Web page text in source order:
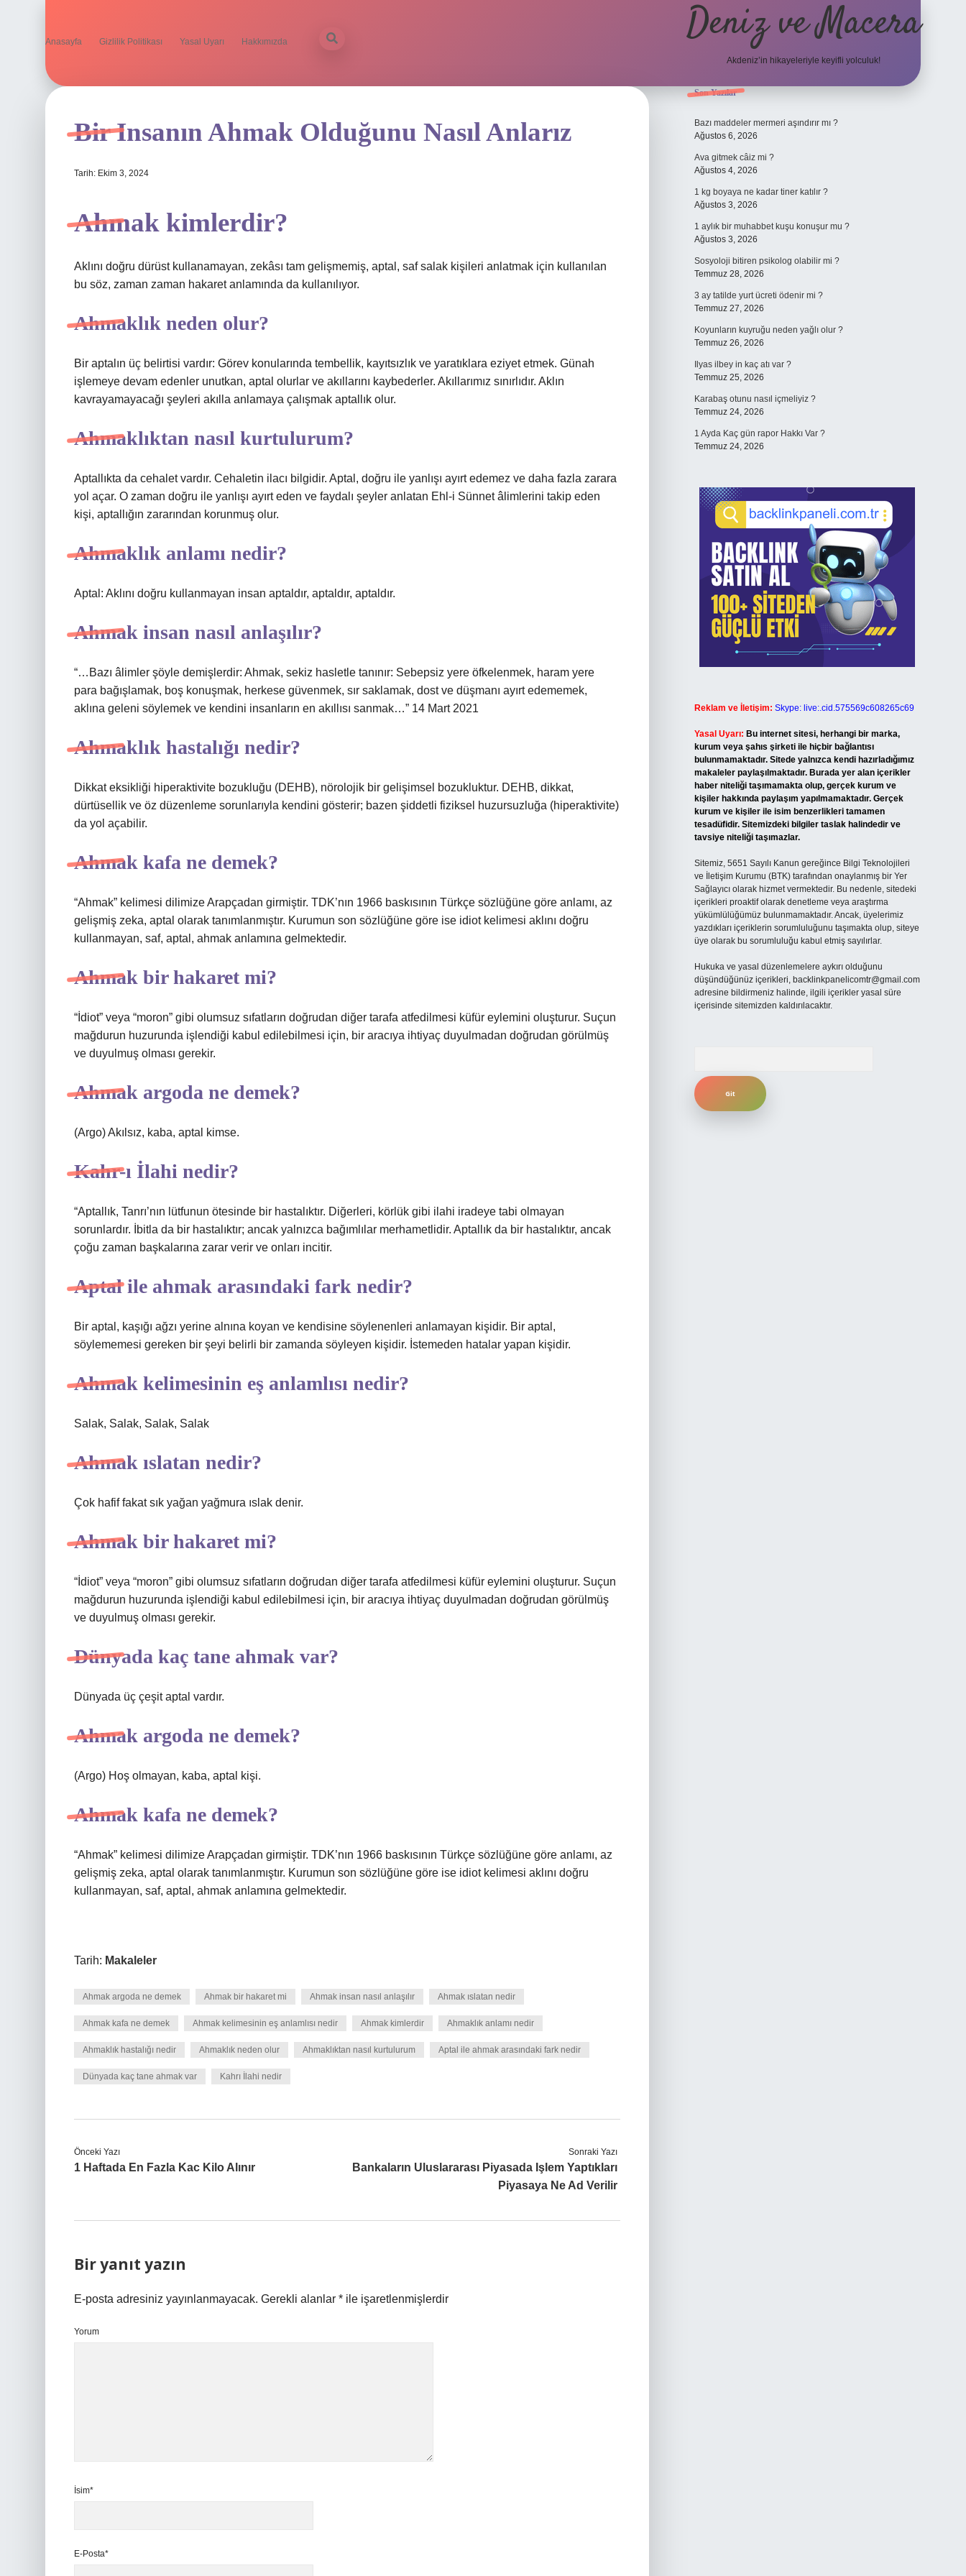
Anasayfa Gizlilik Politikası Yasal Uyarı Hakkımızda Deniz ve Macera
Akdeniz’in hikayeleriyle keyifli yolculuk!
Bir Insanın Ahmak Olduğunu Nasıl Anlarız
Tarih: Ekim 3, 2024
Ahmak kimlerdir?
Aklını doğru dürüst kullanamayan, zekâsı tam gelişmemiş, aptal, saf salak kişileri anlatmak için kullanılan
bu söz, zaman zaman hakaret anlamında da kullanılıyor.
Ahmaklık neden olur?
Bir aptalın üç belirtisi vardır: Görev konularında tembellik, kayıtsızlık ve yaratıklara eziyet etmek. Günah
işlemeye devam edenler unutkan, aptal olurlar ve akıllarını kaybederler. Akıllarımız sınırlıdır. Aklın
kavrayamayacağı şeyleri akılla anlamaya çalışmak aptallık olur.
Ahmaklıktan nasıl kurtulurum?
Aptallıkta da cehalet vardır. Cehaletin ilacı bilgidir. Aptal, doğru ile yanlışı ayırt edemez ve daha fazla zarara
yol açar. O zaman doğru ile yanlışı ayırt eden ve faydalı şeyler anlatan Ehl-i Sünnet âlimlerini takip eden
kişi, aptallığın zararından korunmuş olur.
Ahmaklık anlamı nedir?
Aptal: Aklını doğru kullanmayan insan aptaldır, aptaldır, aptaldır.
Ahmak insan nasıl anlaşılır?
“…Bazı âlimler şöyle demişlerdir: Ahmak, sekiz hasletle tanınır: Sebepsiz yere öfkelenmek, haram yere
para bağışlamak, boş konuşmak, herkese güvenmek, sır saklamak, dost ve düşmanı ayırt edememek,
aklına geleni söylemek ve kendini insanların en akıllısı sanmak…” 14 Mart 2021
Ahmaklık hastalığı nedir?
Dikkat eksikliği hiperaktivite bozukluğu (DEHB), nörolojik bir gelişimsel bozukluktur. DEHB, dikkat,
dürtüsellik ve öz düzenleme sorunlarıyla kendini gösterir; bazen şiddetli fiziksel huzursuzluğa (hiperaktivite)
da yol açabilir.
Ahmak kafa ne demek?
“Ahmak” kelimesi dilimize Arapçadan girmiştir. TDK’nın 1966 baskısının Türkçe sözlüğüne göre anlamı, az
gelişmiş zeka, aptal olarak tanımlanmıştır. Kurumun son sözlüğüne göre ise idiot kelimesi aklını doğru
kullanmayan, saf, aptal, ahmak anlamına gelmektedir.
Ahmak bir hakaret mi?
“İdiot” veya “moron” gibi olumsuz sıfatların doğrudan diğer tarafa atfedilmesi küfür eylemini oluşturur. Suçun
mağdurun huzurunda işlendiği kabul edilebilmesi için, bir aracıya ihtiyaç duyulmadan doğrudan görülmüş
ve duyulmuş olması gerekir.
Ahmak argoda ne demek?
(Argo) Akılsız, kaba, aptal kimse.
Kahr-ı İlahi nedir?
“Aptallık, Tanrı’nın lütfunun ötesinde bir hastalıktır. Diğerleri, körlük gibi ilahi iradeye tabi olmayan
sorunlardır. İbitla da bir hastalıktır; ancak yalnızca bağımlılar merhametlidir. Aptallık da bir hastalıktır, ancak
çoğu zaman başkalarına zarar verir ve onları incitir.
Aptal ile ahmak arasındaki fark nedir?
Bir aptal, kaşığı ağzı yerine alnına koyan ve kendisine söylenenleri anlamayan kişidir. Bir aptal,
söylememesi gereken bir şeyi belirli bir zamanda söyleyen kişidir. İstemeden hatalar yapan kişidir.
Ahmak kelimesinin eş anlamlısı nedir?
Salak, Salak, Salak, Salak
Ahmak ıslatan nedir?
Çok hafif fakat sık yağan yağmura ıslak denir.
Ahmak bir hakaret mi?
“İdiot” veya “moron” gibi olumsuz sıfatların doğrudan diğer tarafa atfedilmesi küfür eylemini oluşturur. Suçun
mağdurun huzurunda işlendiği kabul edilebilmesi için, bir aracıya ihtiyaç duyulmadan doğrudan görülmüş
ve duyulmuş olması gerekir.
Dünyada kaç tane ahmak var?
Dünyada üç çeşit aptal vardır.
Ahmak argoda ne demek?
(Argo) Hoş olmayan, kaba, aptal kişi.
Ahmak kafa ne demek?
“Ahmak” kelimesi dilimize Arapçadan girmiştir. TDK’nın 1966 baskısının Türkçe sözlüğüne göre anlamı, az
gelişmiş zeka, aptal olarak tanımlanmıştır. Kurumun son sözlüğüne göre ise idiot kelimesi aklını doğru
kullanmayan, saf, aptal, ahmak anlamına gelmektedir.
Tarih: Makaleler
Ahmak argoda ne demek Ahmak bir hakaret mi Ahmak insan nasıl anlaşılır Ahmak ıslatan nedir
Ahmak kafa ne demek Ahmak kelimesinin eş anlamlısı nedir Ahmak kimlerdir Ahmaklık anlamı nedir
Ahmaklık hastalığı nedir Ahmaklık neden olur Ahmaklıktan nasıl kurtulurum Aptal ile ahmak arasındaki fark nedir
Dünyada kaç tane ahmak var Kahrı İlahi nedir
Önceki Yazı
1 Haftada En Fazla Kac Kilo Alınır
Sonraki Yazı
Bankaların Uluslararası Piyasada Işlem Yaptıkları
Piyasaya Ne Ad Verilir
Bir yanıt yazın
E-posta adresiniz yayınlanmayacak. Gerekli alanlar * ile işaretlenmişlerdir
Yorum
İsim*
E-Posta*
Sidebar
Son Yazılar
Bazı maddeler mermeri aşındırır mı ?
Ağustos 6, 2026
Ava gitmek câiz mi ?
Ağustos 4, 2026
1 kg boyaya ne kadar tiner katılır ?
Ağustos 3, 2026
1 aylık bir muhabbet kuşu konuşur mu ?
Ağustos 3, 2026
Sosyoloji bitiren psikolog olabilir mi ?
Temmuz 28, 2026
3 ay tatilde yurt ücreti ödenir mi ?
Temmuz 27, 2026
Koyunların kuyruğu neden yağlı olur ?
Temmuz 26, 2026
Ilyas ilbey in kaç atı var ?
Temmuz 25, 2026
Karabaş otunu nasıl içmeliyiz ?
Temmuz 24, 2026
1 Ayda Kaç gün rapor Hakkı Var ?
Temmuz 24, 2026
Reklam ve İletişim: Skype: live:.cid.575569c608265c69
Yasal Uyarı: Bu internet sitesi, herhangi bir marka,
kurum veya şahıs şirketi ile hiçbir bağlantısı
bulunmamaktadır. Sitede yalnızca kendi hazırladığımız
makaleler paylaşılmaktadır. Burada yer alan içerikler
haber niteliği taşımamakta olup, gerçek kurum ve
kişiler hakkında paylaşım yapılmamaktadır. Gerçek
kurum ve kişiler ile isim benzerlikleri tamamen
tesadüfidir. Sitemizdeki bilgiler taslak halindedir ve
tavsiye niteliği taşımazlar.
Sitemiz, 5651 Sayılı Kanun gereğince Bilgi Teknolojileri
ve İletişim Kurumu (BTK) tarafından onaylanmış bir Yer
Sağlayıcı olarak hizmet vermektedir. Bu nedenle, sitedeki
içerikleri proaktif olarak denetleme veya araştırma
yükümlülüğümüz bulunmamaktadır. Ancak, üyelerimiz
yazdıkları içeriklerin sorumluluğunu taşımakta olup, siteye
üye olarak bu sorumluluğu kabul etmiş sayılırlar.
Hukuka ve yasal düzenlemelere aykırı olduğunu
düşündüğünüz içerikleri, backlinkpanelicomtr@gmail.com
adresine bildirmeniz halinde, ilgili içerikler yasal süre
içerisinde sitemizden kaldırılacaktır.